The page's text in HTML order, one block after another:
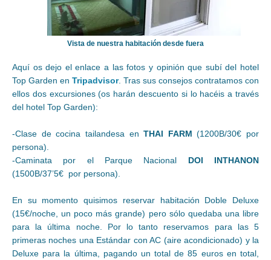
Vista de nuestra habitación desde fuera
Aquí os dejo el enlace a las fotos y opinión que subí del hotel
Top Garden en Tripadvisor. Tras sus consejos contratamos con
ellos dos excursiones (os harán descuento si lo hacéis a través
del hotel Top Garden):
-Clase de cocina tailandesa enTHAI FARM(1200B/30€ por
persona).
-Caminata por el Parque Nacional DOI INTHANON
(1500B/37’5€ por persona).
En su momento quisimos reservar habitación Doble Deluxe
(15€/noche, un poco más grande) pero sólo quedaba una libre
para la última noche. Por lo tanto reservamos para las 5
primeras noches una Estándar con AC (aire acondicionado) y la
Deluxe para la última, pagando un total de 85 euros en total,